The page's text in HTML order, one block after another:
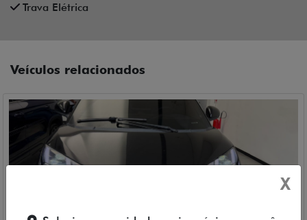
Trava Elétrica
Veículos relacionados
X